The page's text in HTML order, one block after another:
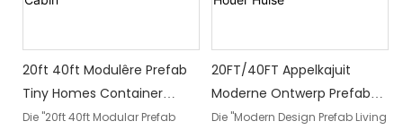
'n gemaklike en funksionele
pragtige tuinpeul bevat vir
buitelug-ontspanning
behoeftes, met die gerief van
toepassings
20ft 40ft Modulêre Prefab
Tiny Homes Container
Kantoor Draagbare Apple
Die "20ft 40ft Modular Prefab
20FT/40FT Appelkajuit
Moderne Ontwerp Prefab
Woon Beweegbaar Luukse
Die "Modern Design Prefab Living